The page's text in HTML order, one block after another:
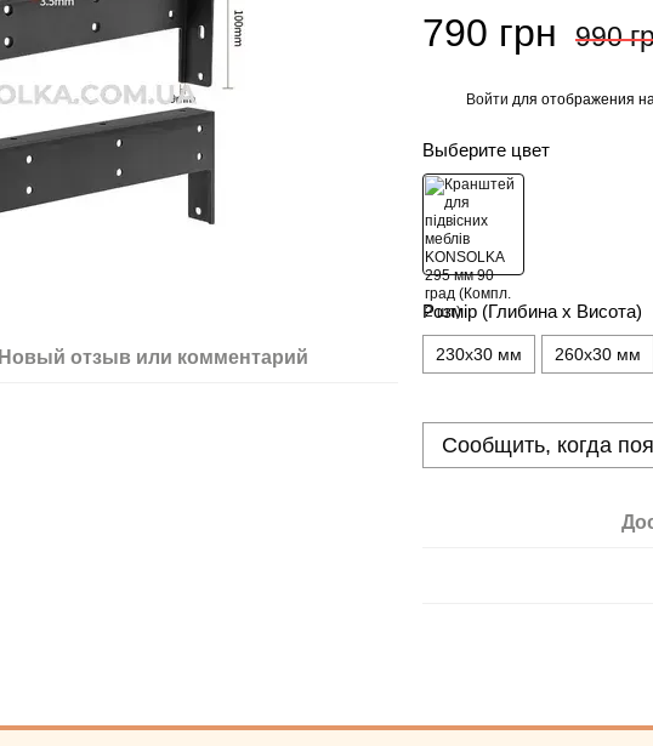
Новый отзыв или комментарий
790 грн 990
Войти для отображения
Выберите цвет
Розмір (Глибина х Висота)
230x30 мм 260x30 мм
Сообщить, когда